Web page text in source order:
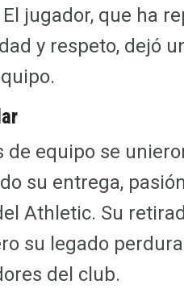
jugador, que ha
y respeto, dejó
de equipo se
su entrega,
Athletic. Su
su legado
del club.